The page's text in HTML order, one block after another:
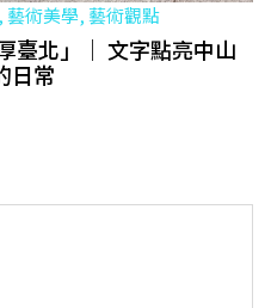
藝術美學, 藝術觀點
臺北」｜ 文字點亮中山
日常